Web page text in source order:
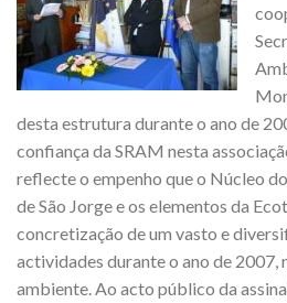
desta estrutura durante o ano de
confiança da SRAM nesta
reflecte o empenho que o Núcleo
de São Jorge e os elementos da
concretização de um vasto e
actividades durante o ano de 2007,
ambiente. Ao acto público da